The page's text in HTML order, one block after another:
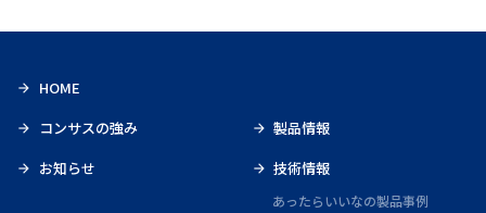
HOME
コンサスの強み
お知らせ
製品情報
技術情報
あったらいいなの製品事例